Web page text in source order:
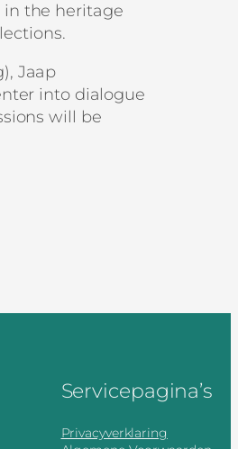
in the heritage
Jaap
into dialogue
will be
Servicepagina’s
Privacyverklaring